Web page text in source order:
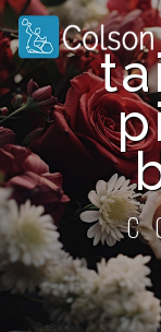
Panneau de